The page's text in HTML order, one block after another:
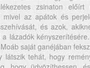
zsinaton előírt
mivel az apátok és
és azok,
a lázadók
saját ganéjában
látszik tehát, hogy